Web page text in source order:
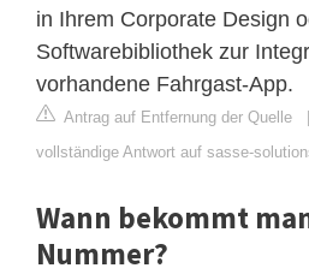
in Ihrem Corporate Design
Softwarebibliothek zur
vorhandene Fahrgast-App.
Antrag auf Entfernung der Quelle
vollständige Antwort auf sasse-
Wann bekommt
Nummer?